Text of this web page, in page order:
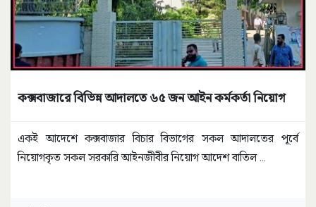
কক্সবাজারে বিভিন্ন আদালতে ৬৫ জন আইন কর্মকর্তা নিয়োগ
একই আদেশে কক্সবাজার বিচার বিভাগের সকল আদালতের পূর্বে
নিয়োগকৃত সকল সরকারি আইনজীবীর নিয়োগ আদেশ বাতিল...